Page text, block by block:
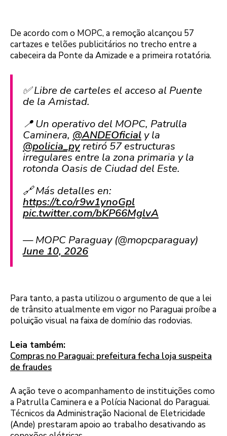
De acordo com o MOPC, a remoção alcançou 57
cartazes e telões publicitários no trecho entre a
cabeceira da Ponte da Amizade e a primeira rotatória.
✅ Libre de carteles el acceso al Puente
de la Amistad.
📍 Un operativo del MOPC, Patrulla
Caminera, @ANDEOficial y la
@policia_pyretiró 57 estructuras
irregulares entre la zona primaria y la
rotonda Oasis de Ciudad del Este.
🔗 Más detalles en:
https://t.co/r9w1ynoGpl
pic.twitter.com/bKP66MglvA
— MOPC Paraguay (@mopcparaguay)
June 10, 2026
Para tanto, a pasta utilizou o argumento de que a lei
de trânsito atualmente em vigor no Paraguai proíbe a
poluição visual na faixa de domínio das rodovias.
Leia também:
Compras no Paraguai: prefeitura fecha loja suspeita
de fraudes
A ação teve o acompanhamento de instituições como
a Patrulla Caminera e a Polícia Nacional do Paraguai.
Técnicos da Administração Nacional de Eletricidade
(Ande) prestaram apoio ao trabalho desativando as